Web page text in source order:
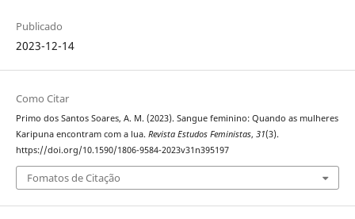
Publicado
2023-12-14
Como Citar
Primo dos Santos Soares, A. M. (2023). Sangue feminino: Quando as mulheres
Karipuna encontram com a lua. Revista Estudos Feministas, 31(3).
https://doi.org/10.1590/1806-9584-2023v31n395197
Fomatos de Citação